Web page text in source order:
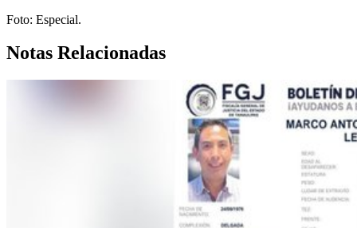
Foto: Especial.
Notas Relacionadas